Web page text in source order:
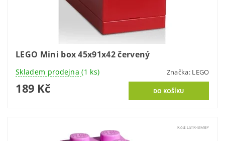
LEGO Mini box 45x91x42 červený
Skladem prodejna(1 ks) Značka: LEGO
189 Kč
Kód:LSTR-BM8P